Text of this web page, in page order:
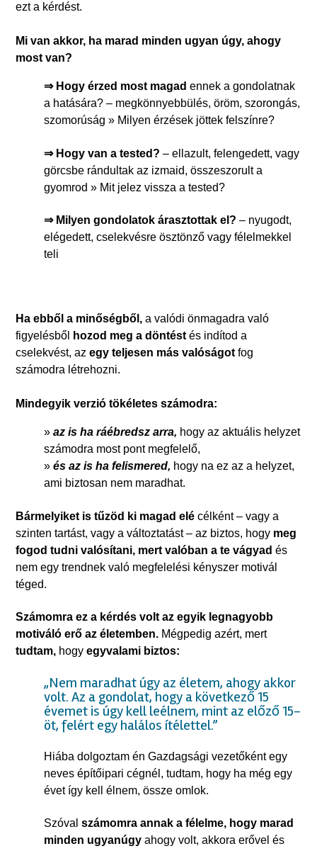
ezt a kérdést.
Mi van akkor, ha marad minden ugyan úgy, ahogy
most van?
⇒ Hogy érzed most magad ennek a gondolatnak
a hatására? – megkönnyebbülés, öröm, szorongás,
szomorúság » Milyen érzések jöttek felszínre?
⇒ Hogy van a tested? – ellazult, felengedett, vagy
görcsbe rándultak az izmaid, összeszorult a
gyomrod » Mit jelez vissza a tested?
⇒ Milyen gondolatok árasztottak el? – nyugodt,
elégedett, cselekvésre ösztönző vagy félelmekkel
teli
Ha ebből a minőségből, a valódi önmagadra való
figyelésből
hozod meg a döntést és indítod a
cselekvést, az egy teljesen más valóságot fog
számodra létrehozni.
Mindegyik verzió tökéletes számodra:
» az is ha ráébredsz arra, hogy az aktuális helyzet
számodra most pont megfelelő,
» és az is ha felismered, hogy na ez az a helyzet,
ami biztosan nem maradhat.
Bármelyiket is tűzöd ki magad elé célként – vagy a
szinten tartást, vagy a változtatást – az biztos, hogy meg
fogod tudni valósítani, mert valóban a te vágyad és
nem egy trendnek való megfelelési kényszer motivál
téged.
Számomra ez a kérdés volt az egyik legnagyobb
motiváló erő az életemben. Mégpedig azért, mert
tudtam, hogy egyvalami biztos:
„Nem maradhat úgy az életem, ahogy akkor
volt. Az a gondolat, hogy a következő 15
évemet is úgy kell leélnem, mint az előző 15-
öt, felért egy halálos ítélettel.”
Hiába dolgoztam én Gazdagsági vezetőként egy
neves építőipari cégnél, tudtam, hogy ha még egy
évet így kell élnem, össze omlok.
Szóval számomra annak a félelme, hogy marad
minden ugyanúgy ahogy volt, akkora erővel és